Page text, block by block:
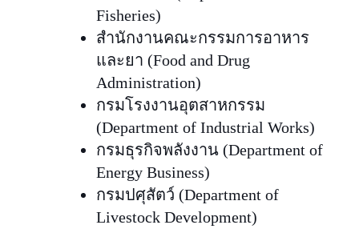
Fisheries)
สำนักงานคณะกรรมการอาหาร
และยา (Food and Drug
Administration)
กรมโรงงานอุตสาหกรรม
(Department of Industrial Works)
กรมธุรกิจพลังงาน (Department of
Energy Business)
กรมปศุสัตว์ (Department of
Livestock Development)